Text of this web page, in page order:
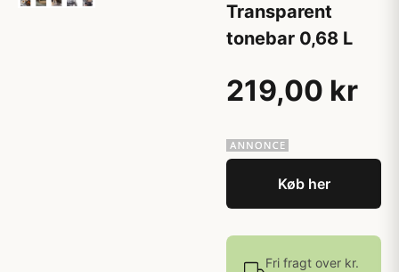
Transparent
tonebar 0,68 L
219,00 kr
Køb her
Fri fragt over kr.